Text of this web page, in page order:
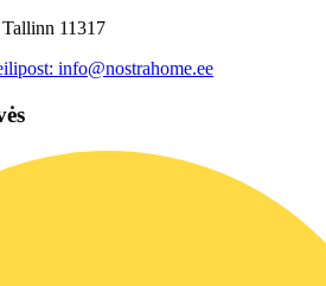
11317
info@nostrahome.ee